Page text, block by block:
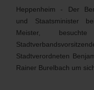
Heppenheim - Der
und Staatsminister
Meister,
Stadtverordneten
Rainer Burelbach um